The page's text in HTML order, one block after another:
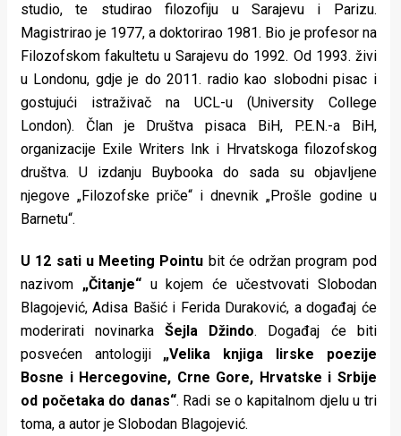
pokretu
Ideje
koje
Urban
Places
Aktuelnosti
Promo
About
Urban
Magazin
studio, te studirao filozofiju u Sarajevu i Parizu.
Magistrirao je 1977, a doktorirao 1981. Bio je profesor na
Filozofskom fakultetu u Sarajevu do 1992. Od 1993. živi
u Londonu, gdje je do 2011. radio kao slobodni pisac i
gostujući istraživač na UCL-u (University College
London). Član je Društva pisaca BiH, P.E.N.-a BiH,
organizacije Exile Writers Ink i Hrvatskoga filozofskog
društva. U izdanju Buybooka do sada su objavljene
njegove „Filozofske priče“ i dnevnik „Prošle godine u
Barnetu“.
U 12 sati u Meeting Pointu bit će održan program pod
nazivom „Čitanje“u kojem će učestvovati Slobodan
Blagojević, Adisa Bašić i Ferida Duraković, a događaj će
moderirati novinarkaŠejla Džindo. Događaj će biti
posvećen antologiji „Velika knjiga lirske poezije
Bosne i Hercegovine, Crne Gore, Hrvatske i Srbije
od početaka do danas“. Radi se o kapitalnom djelu u tri
toma, a autor je Slobodan Blagojević.